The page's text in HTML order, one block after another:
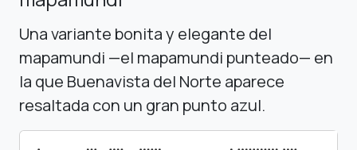
Una variante bonita y elegante del
mapamundi —el mapamundi punteado— en
la que Buenavista del Norte aparece
resaltada con un gran punto azul.